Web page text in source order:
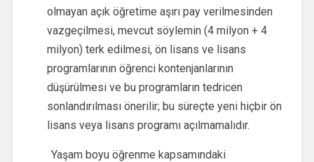
olmayan açık öğretime aşırı pay verilmesinden
vazgeçilmesi, mevcut söylemin (4 milyon + 4
milyon) terk edilmesi, ön lisans ve lisans
programlarının öğrenci kontenjanlarının
düşürülmesi ve bu programların tedricen
sonlandırılması önerilir; bu süreçte yeni hiçbir ön
lisans veya lisans programı açılmamalıdır.
Yaşam boyu öğrenme kapsamındaki